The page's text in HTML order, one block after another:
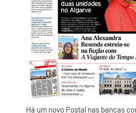
Há um novo Postal nas bancas